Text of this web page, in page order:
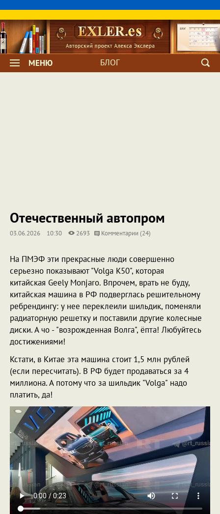
МЕНЮ БЛОГ
Отечественный автопром
03.06.2026 10:30 2693 Комментарии (24)
На ПМЭФ эти прекрасные люди совершенно
серьезно показывают "Volga K50", которая
китайская Geely Monjaro. Впрочем, врать не буду,
китайская машина в РФ подверглась решительному
ребрендингу: у нее переклеили шильдик, поменяли
радиаторную решетку и поставили другие колесные
диски. А чо - "возрожденная Волга", ёпта! Любуйтесь
достижениями!
Кстати, в Китае эта машина стоит 1,5 млн рублей
(если пересчитать). В РФ будет продаваться за 4
миллиона. А потому что за шильдик "Volga" надо
платить, да!